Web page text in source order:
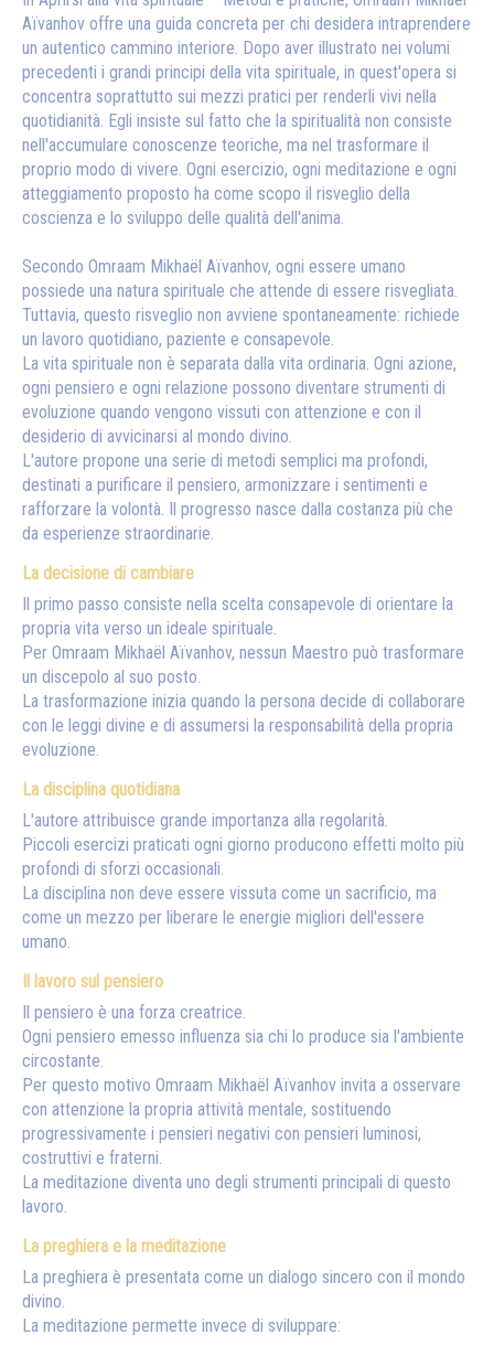
Aïvanhov offre una guida concreta per chi desidera intraprendere
un autentico cammino interiore. Dopo aver illustrato nei volumi
precedenti i grandi principi della vita spirituale, in quest'opera si
concentra soprattutto sui mezzi pratici per renderli vivi nella
quotidianità. Egli insiste sul fatto che la spiritualità non consiste
nell'accumulare conoscenze teoriche, ma nel trasformare il
proprio modo di vivere. Ogni esercizio, ogni meditazione e ogni
atteggiamento proposto ha come scopo il risveglio della
coscienza e lo sviluppo delle qualità dell'anima.
Secondo Omraam Mikhaël Aïvanhov, ogni essere umano
possiede una natura spirituale che attende di essere risvegliata.
Tuttavia, questo risveglio non avviene spontaneamente: richiede
un lavoro quotidiano, paziente e consapevole.
La vita spirituale non è separata dalla vita ordinaria. Ogni azione,
ogni pensiero e ogni relazione possono diventare strumenti di
evoluzione quando vengono vissuti con attenzione e con il
desiderio di avvicinarsi al mondo divino.
L'autore propone una serie di metodi semplici ma profondi,
destinati a purificare il pensiero, armonizzare i sentimenti e
rafforzare la volontà. Il progresso nasce dalla costanza più che
da esperienze straordinarie.
La decisione di cambiare
Il primo passo consiste nella scelta consapevole di orientare la
propria vita verso un ideale spirituale.
Per Omraam Mikhaël Aïvanhov, nessun Maestro può trasformare
un discepolo al suo posto.
La trasformazione inizia quando la persona decide di collaborare
con le leggi divine e di assumersi la responsabilità della propria
evoluzione.
La disciplina quotidiana
L'autore attribuisce grande importanza alla regolarità.
Piccoli esercizi praticati ogni giorno producono effetti molto più
profondi di sforzi occasionali.
La disciplina non deve essere vissuta come un sacrificio, ma
come un mezzo per liberare le energie migliori dell'essere
umano.
Il lavoro sul pensiero
Il pensiero è una forza creatrice.
Ogni pensiero emesso influenza sia chi lo produce sia l'ambiente
circostante.
Per questo motivo Omraam Mikhaël Aïvanhov invita a osservare
con attenzione la propria attività mentale, sostituendo
progressivamente i pensieri negativi con pensieri luminosi,
costruttivi e fraterni.
La meditazione diventa uno degli strumenti principali di questo
lavoro.
La preghiera e la meditazione
La preghiera è presentata come un dialogo sincero con il mondo
divino.
La meditazione permette invece di sviluppare: